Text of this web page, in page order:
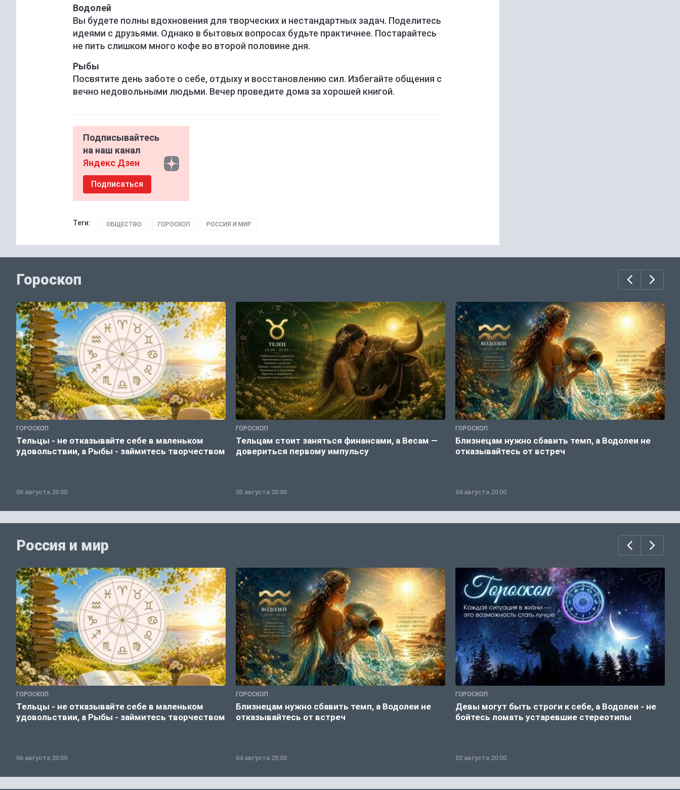
Водолей
Вы будете полны вдохновения для творческих и нестандартных задач. Поделитесь
идеями с друзьями. Однако в бытовых вопросах будьте практичнее. Постарайтесь
не пить слишком много кофе во второй половине дня.
Рыбы
Посвятите день заботе о себе, отдыху и восстановлению сил. Избегайте общения с
вечно недовольными людьми. Вечер проведите дома за хорошей книгой.
Подписывайтесь
на наш канал
Яндекс Дзен
Подписаться
Теги: ОБЩЕСТВО ГОРОСКОП РОССИЯ И МИР
Гороскоп
ГОРОСКОП
Тельцы - не отказывайте себе в маленьком
удовольствии, а Рыбы - займитесь творчеством
06 августа 20:00
ГОРОСКОП
Тельцам стоит заняться финансами, а Весам —
довериться первому импульсу
05 августа 20:00
ГОРОСКОП
Близнецам нужно сбавить темп, а Водолеи не
отказывайтесь от встреч
04 августа 20:00
Россия и мир
ГОРОСКОП
Тельцы - не отказывайте себе в маленьком
удовольствии, а Рыбы - займитесь творчеством
06 августа 20:00
ГОРОСКОП
Близнецам нужно сбавить темп, а Водолеи не
отказывайтесь от встреч
04 августа 20:00
ГОРОСКОП
Девы могут быть строги к себе, а Водолеи - не
бойтесь ломать устаревшие стереотипы
02 августа 20:00